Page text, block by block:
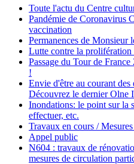
Toute l'actu du Centre
Pandémie de Coronavirus
vaccination
Permanences de Monsieur
Lutte contre la prolifération
Passage du Tour de
!
Envie d'être au courant
Découvrez le dernier Olne
Inondations: le point sur la
effectuer, etc.
Travaux en cours /
Appel public
N604 : travaux de
mesures de circulation